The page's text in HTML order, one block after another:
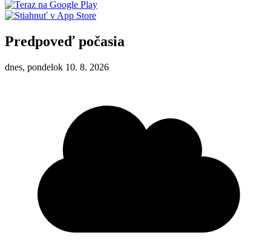
Predpoveď počasia
dnes, pondelok 10. 8. 2026